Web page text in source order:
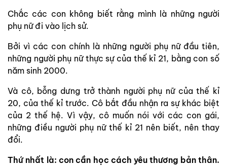
Chắc các con không biết rằng mình là những người
phụ nữ đi vào lịch sử.
Bởi vì các con chính là những người phụ nữ đầu tiên,
những người phụ nữ thực sự của thế kỉ 21, bằng con số
năm sinh 2000.
Và cô, bỗng dưng trở thành người phụ nữ của thế kỉ
20, của thế kỉ trước. Cô bắt đầu nhận ra sự khác biệt
của 2 thế hệ. Vì vậy, cô muốn nói với các con gái,
những điều người phụ nữ thế kỉ 21 nên biết, nên thay
đổi.
Thứ nhất là: con cần học cách yêu thương bản thân.